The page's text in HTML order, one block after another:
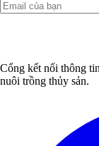
Cổng kết nối thông
nuôi trồng thủy sản.